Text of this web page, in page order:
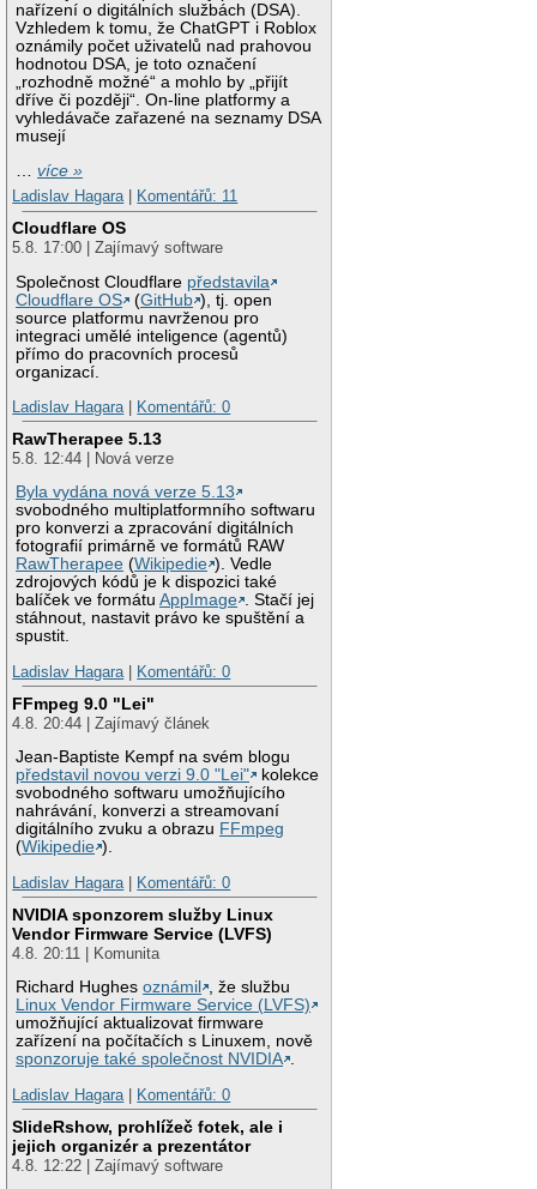
nařízení o digitálních službách (DSA).
Vzhledem k tomu, že ChatGPT i Roblox
oznámily počet uživatelů nad prahovou
hodnotou DSA, je toto označení
„rozhodně možné“ a mohlo by „přijít
dříve či později“. On-line platformy a
vyhledávače zařazené na seznamy DSA
musejí
…více »
Ladislav Hagara| Komentářů: 11
Cloudflare OS
5.8. 17:00 | Zajímavý software
Společnost Cloudflare představila
Cloudflare OS
(GitHub ), tj. open
source platformu navrženou pro
integraci umělé inteligence (agentů)
přímo do pracovních procesů
organizací.
Ladislav Hagara| Komentářů: 0
RawTherapee 5.13
5.8. 12:44 | Nová verze
Byla vydána nová verze 5.13
svobodného multiplatformního softwaru
pro konverzi a zpracování digitálních
fotografií primárně ve formátů RAW
RawTherapee (Wikipedie ). Vedle
zdrojových kódů je k dispozici také
balíček ve formátuAppImage . Stačí jej
stáhnout, nastavit právo ke spuštění a
spustit.
Ladislav Hagara| Komentářů: 0
FFmpeg 9.0 "Lei"
4.8. 20:44 | Zajímavý článek
Jean-Baptiste Kempf na svém blogu
představil novou verzi 9.0 "Lei"
kolekce
svobodného softwaru umožňujícího
nahrávání, konverzi a streamovaní
digitálního zvuku a obrazu FFmpeg
(Wikipedie ).
Ladislav Hagara| Komentářů: 0
NVIDIA sponzorem služby Linux
Vendor Firmware Service (LVFS)
4.8. 20:11 | Komunita
Richard Hughesoznámil
, že službu
Linux Vendor Firmware Service (LVFS)
umožňující aktualizovat firmware
zařízení na počítačích s Linuxem, nově
sponzoruje také společnost NVIDIA .
Ladislav Hagara| Komentářů: 0
SlideRshow, prohlížeč fotek, ale i
jejich organizér a prezentátor
4.8. 12:22 | Zajímavý software